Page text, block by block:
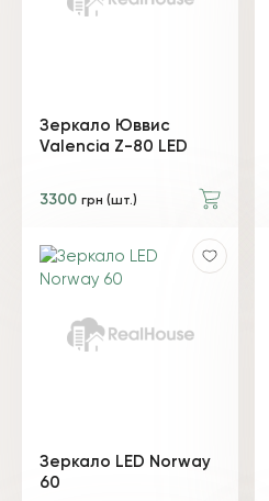
Зеркало Юввис
Valencia Z-80 LED
3300 грн (шт.)
Зеркало LED Norway
60